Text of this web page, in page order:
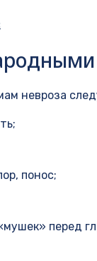
невроза
понос;
перед